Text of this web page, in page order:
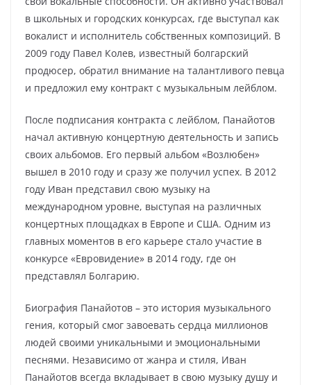
в школьных и городских конкурсах, где выступал как
вокалист и исполнитель собственных композиций. В
2009 году Павел Колев, известный болгарский
продюсер, обратил внимание на талантливого певца
и предложил ему контракт с музыкальным лейблом.
После подписания контракта с лейблом, Панайотов
начал активную концертную деятельность и запись
своих альбомов. Его первый альбом «Возлюбен»
вышел в 2010 году и сразу же получил успех. В 2012
году Иван представил свою музыку на
международном уровне, выступая на различных
концертных площадках в Европе и США. Одним из
главных моментов в его карьере стало участие в
конкурсе «Евровидение» в 2014 году, где он
представлял Болгарию.
Биография Панайотов – это история музыкального
гения, который смог завоевать сердца миллионов
людей своими уникальными и эмоциональными
песнями. Независимо от жанра и стиля, Иван
Панайотов всегда вкладывает в свою музыку душу и